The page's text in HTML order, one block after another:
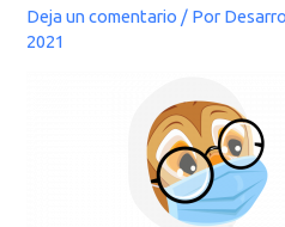
Deja un comentario / Por
2021